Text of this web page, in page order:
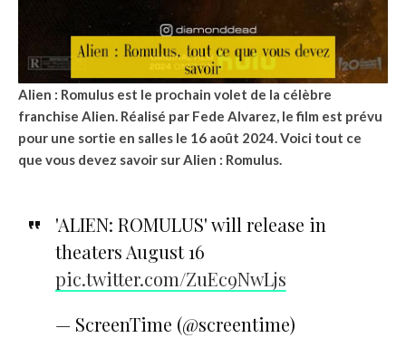
Alien : Romulus est le prochain volet de la célèbre
franchise Alien. Réalisé par Fede Alvarez, le film est prévu
pour une sortie en salles le 16 août 2024. Voici tout ce
que vous devez savoir sur Alien : Romulus.
'ALIEN: ROMULUS' will release in
theaters August 16
pic.twitter.com/ZuEc9NwLjs
— ScreenTime (@screentime)